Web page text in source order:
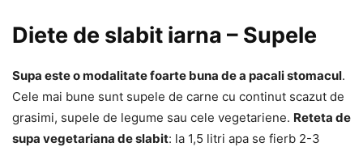
Diete de slabit iarna – Supele
Supa este o modalitate foarte buna de a pacali stomacul.
Cele mai bune sunt supele de carne cu continut scazut de
grasimi, supele de legume sau cele vegetariene. Reteta de
supa vegetariana de slabit: la 1,5 litri apa se fierb 2-3